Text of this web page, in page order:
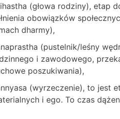
(głowa rodziny), etap
obowiązków
dharmy),
(pustelnik/leśny
i zawodowego,
poszukiwania),
(wyrzeczenie), to jest
i ego. To czas